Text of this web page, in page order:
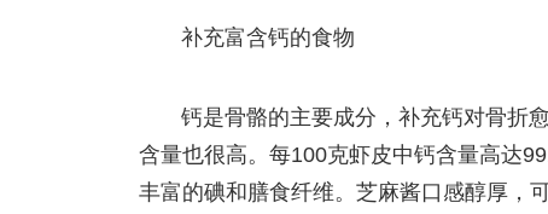
补充富含钙的食物
钙是骨骼的主要成分，补充钙对骨折
含量也很高。每100克虾皮中钙含量高达
丰富的碘和膳食纤维。芝麻酱口感醇厚，